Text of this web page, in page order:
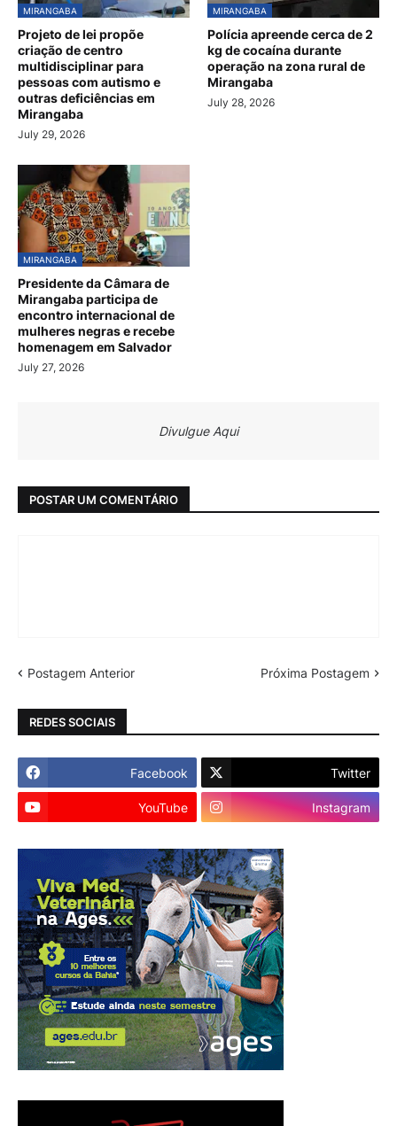
MIRANGABA
Projeto de lei propõe
criação de centro
multidisciplinar para
pessoas com autismo e
outras deficiências em
Mirangaba
July 29, 2026
MIRANGABA
Polícia apreende cerca de 2
kg de cocaína durante
operação na zona rural de
Mirangaba
July 28, 2026
MIRANGABA
Presidente da Câmara de
Mirangaba participa de
encontro internacional de
mulheres negras e recebe
homenagem em Salvador
July 27, 2026
Divulgue Aqui
POSTAR UM COMENTÁRIO
Postagem Anterior Próxima Postagem
REDES SOCIAIS
Facebook Twitter
YouTube Instagram